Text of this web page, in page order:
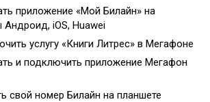
приложение «Мой Билайн» на
Андроид, iOS, Huawei
услугу «Книги Литрес» в Мегафоне
и подключить приложение Мегафон
свой номер Билайн на планшете